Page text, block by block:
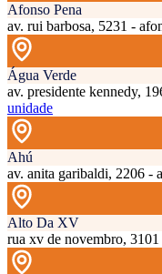
Afonso Pena
av. rui barbosa, 5231 -
Água Verde
av. presidente kennedy,
unidade
Ahú
av. anita garibaldi, 2206 -
Alto Da XV
rua xv de novembro,